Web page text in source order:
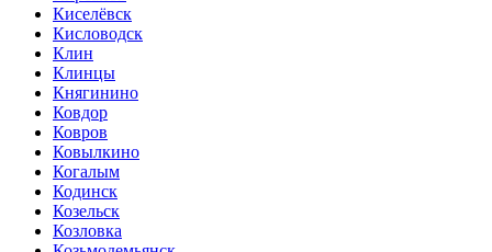
Киселёвск
Кисловодск
Клин
Клинцы
Княгинино
Ковдор
Ковров
Ковылкино
Когалым
Кодинск
Козельск
Козловка